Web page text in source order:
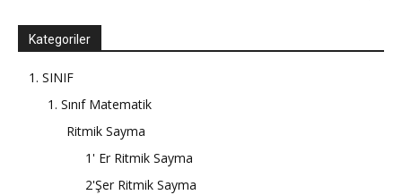
Kategoriler
1. SINIF
1. Sınıf Matematik
Ritmik Sayma
1' Er Ritmik Sayma
2'Şer Ritmik Sayma